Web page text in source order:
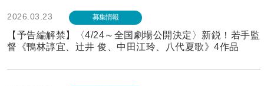
2026.03.23 募集情報
【予告編解禁】〈4/24～全国劇場公開決定〉新鋭！若手監
督《鴨林諄宜、辻井 俊、中田江玲、八代夏歌》4作品